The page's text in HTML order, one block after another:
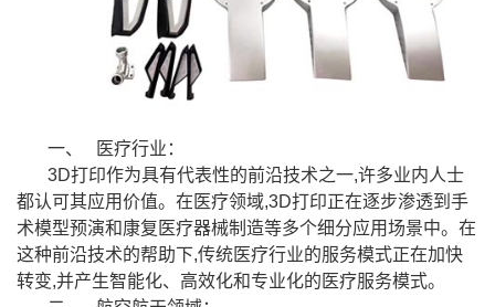
一、
医疗行业：
3D打印作为具有代表性的前沿技术之一,许多业内人士
都认可其应用价值。在医疗领域,3D打印正在逐步渗透到手
术模型预演和康复医疗器械制造等多个细分应用场景中。在
这种前沿技术的帮助下,传统医疗行业的服务模式正在加快
转变,并产生智能化、高效化和专业化的医疗服务模式。